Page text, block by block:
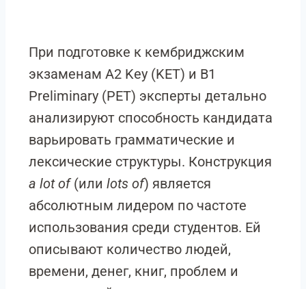
При подготовке к кембриджским
экзаменам A2 Key (KET) и B1
Preliminary (PET) эксперты детально
анализируют способность кандидата
варьировать грамматические и
лексические структуры. Конструкция
a lot of(или lots of) является
абсолютным лидером по частоте
использования среди студентов. Ей
описывают количество людей,
времени, денег, книг, проблем и